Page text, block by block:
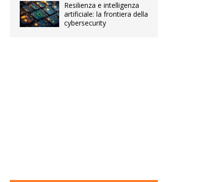
Resilienza e intelligenza
artificiale: la frontiera della
cybersecurity